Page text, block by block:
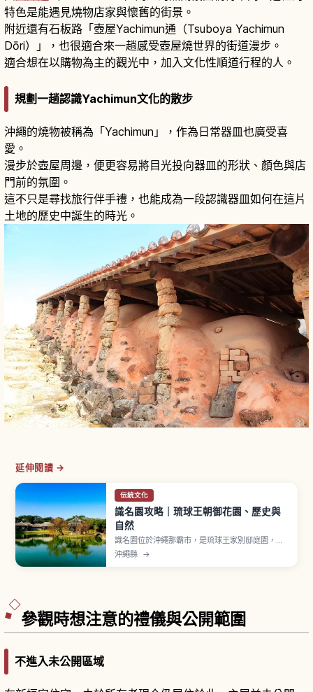
特色是能遇見燒物店家與懷舊的街景。
附近還有石板路「壺屋Yachimun通（Tsuboya Yachimun
Dōri）」，也很適合來一趟感受壺屋燒世界的街道漫步。
適合想在以購物為主的觀光中，加入文化性順道行程的人。
規劃一趟認識Yachimun文化的散步
沖繩的燒物被稱為「Yachimun」，作為日常器皿也廣受喜
愛。
漫步於壺屋周邊，便更容易將目光投向器皿的形狀、顏色與店
門前的氛圍。
這不只是尋找旅行伴手禮，也能成為一段認識器皿如何在這片
土地的歷史中誕生的時光。
延伸閱讀 →
伝統文化
識名園攻略｜琉球王朝御花園、歷史與
自然
識名園位於沖繩那霸市，是琉球王家別邸庭園，
1799年建造，2000年作為世界遺產「琉球王國的
沖繩縣 →
參觀時想注意的禮儀與公開範圍
不進入未公開區域